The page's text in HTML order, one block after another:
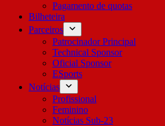
Pagamento de quotas
Bilheteira
Parceiros
Patrocinador Principal
Technical Sponsor
Oficial Sponsor
ESports
Notícias
Profissional
Feminino
Notícias Sub-23